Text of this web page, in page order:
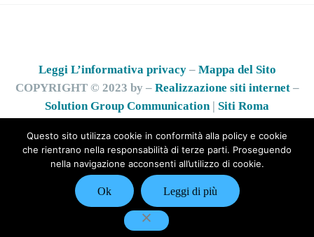
Leggi L’informativa privacy– Mappa del Sito
COPYRIGHT © 2023 by – Realizzazione siti internet–
Solution Group Communication| Siti Roma
Prenota ora!
Questo sito utilizza cookie in conformità alla policy e cookie
che rientrano nella responsabilità di terze parti. Proseguendo
nella navigazione acconsenti all’utilizzo di cookie.
Ok Leggi di più